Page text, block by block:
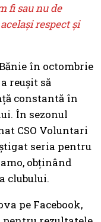
fi sau nu de
respect și
în octombrie
reușit să
constantă în
În sezonul
CSO Voluntari
seria pentru
obținând
clubului.
pe Facebook,